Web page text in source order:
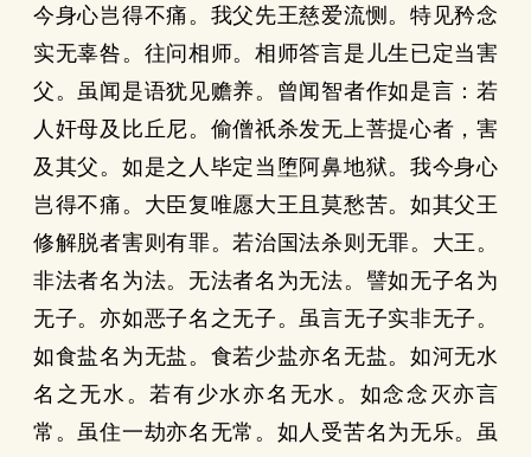
今身心岂得不痛。我父先王慈爱流恻。特见矜念
实无辜咎。往问相师。相师答言是儿生已定当害
父。虽闻是语犹见赡养。曾闻智者作如是言：若
人奸母及比丘尼。偷僧祇杀发无上菩提心者，害
及其父。如是之人毕定当堕阿鼻地狱。我今身心
岂得不痛。大臣复唯愿大王且莫愁苦。如其父王
修解脱者害则有罪。若治国法杀则无罪。大王。
非法者名为法。无法者名为无法。譬如无子名为
无子。亦如恶子名之无子。虽言无子实非无子。
如食盐名为无盐。食若少盐亦名无盐。如河无水
名之无水。若有少水亦名无水。如念念灭亦言
常。虽住一劫亦名无常。如人受苦名为无乐。虽